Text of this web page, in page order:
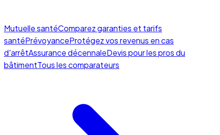
Mutuelle santéComparez garanties et tarifs
santéPrévoyanceProtégez vos revenus en cas
d'arrêtAssurance décennaleDevis pour les pros du
bâtimentTous les comparateurs